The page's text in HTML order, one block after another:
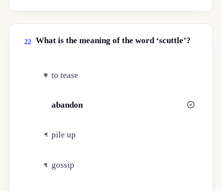
22 What is the meaning of the word ‘scuttle’?
ক to tease
abandon
গ pile up
ঘ gossip